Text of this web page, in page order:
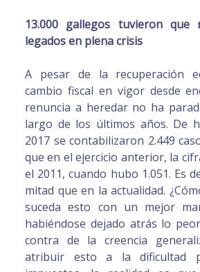
13.000 gallegos tuvieron que
legados en plena crisis
A pesar de la recuperación
cambio fiscal en vigor desde
renuncia a heredar no ha
largo de los últimos años. De
2017 se contabilizaron 2.449
que en el ejercicio anterior, la
el 2011, cuando hubo 1.051. Es
mitad que en la actualidad.
suceda esto con un mejor
habiéndose dejado atrás lo
contra de la creencia
atribuir esto a la dificultad